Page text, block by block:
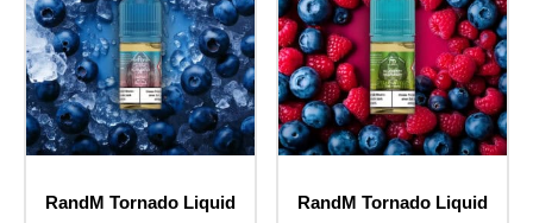
RandM Tornado Liquid
RandM Tornado Liquid